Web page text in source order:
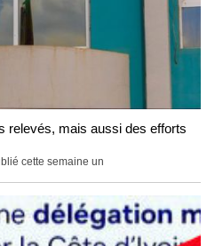
relevés, mais aussi des efforts
cette semaine un